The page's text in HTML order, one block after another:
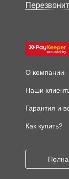
О компании
Наши
Гарантия и
Как купить?